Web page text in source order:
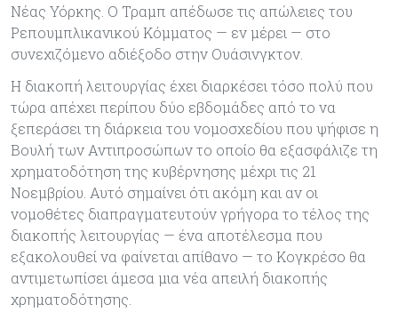
Νέας Υόρκης. Ο Τραμπ απέδωσε τις απώλειες του
Ρεπουμπλικανικού Κόμματος — εν μέρει — στο
συνεχιζόμενο αδιέξοδο στην Ουάσινγκτον.
Η διακοπή λειτουργίας έχει διαρκέσει τόσο πολύ που
τώρα απέχει περίπου δύο εβδομάδες από το να
ξεπεράσει τη διάρκεια του νομοσχεδίου που ψήφισε η
Βουλή των Αντιπροσώπων το οποίο θα εξασφάλιζε τη
χρηματοδότηση της κυβέρνησης μέχρι τις 21
Νοεμβρίου. Αυτό σημαίνει ότι ακόμη και αν οι
νομοθέτες διαπραγματευτούν γρήγορα το τέλος της
διακοπής λειτουργίας — ένα αποτέλεσμα που
εξακολουθεί να φαίνεται απίθανο — το Κογκρέσο θα
αντιμετωπίσει άμεσα μια νέα απειλή διακοπής
χρηματοδότησης.